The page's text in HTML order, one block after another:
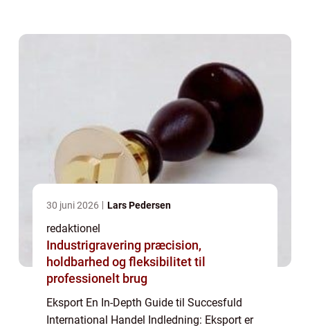
30 juni 2026 Lars Pedersen
redaktionel
Industrigravering præcision,
holdbarhed og fleksibilitet til
professionelt brug
Eksport En In-Depth Guide til Succesfuld
International Handel Indledning: Eksport er